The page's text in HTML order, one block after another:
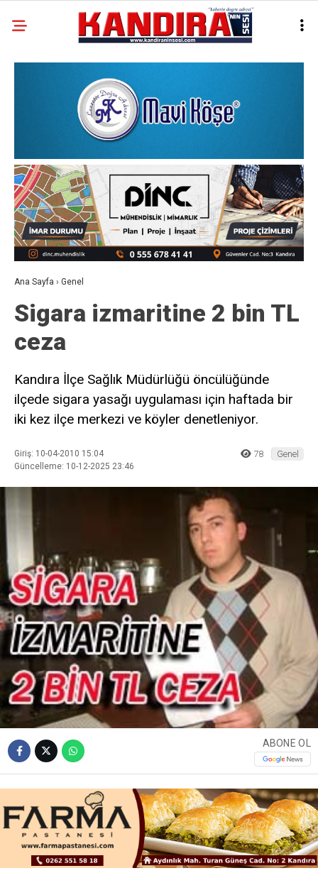
Ana Sayfa › Genel
Sigara izmaritine 2 bin TL
ceza
Kandıra İlçe Sağlık Müdürlüğü öncülüğünde
ilçede sigara yasağı uygulaması için haftada bir
iki kez ilçe merkezi ve köyler denetleniyor.
Giriş: 10-04-2010 15:04
Güncelleme: 10-12-2025 23:46
78 Genel
ABONE OL